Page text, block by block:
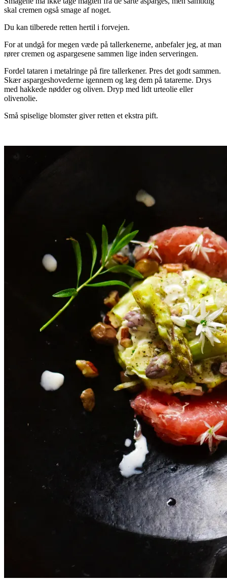
skal cremen også smage af noget.
Du kan tilberede retten hertil i forvejen.
For at undgå for megen væde på tallerkenerne, anbefaler jeg, at man
rører cremen og aspargesene sammen lige inden serveringen.
Fordel tataren i metalringe på fire tallerkener. Pres det godt sammen.
Skær aspargeshovederne igennem og læg dem på tatarerne. Drys
med hakkede nødder og oliven. Dryp med lidt urteolie eller
olivenolie.
Små spiselige blomster giver retten et ekstra pift.